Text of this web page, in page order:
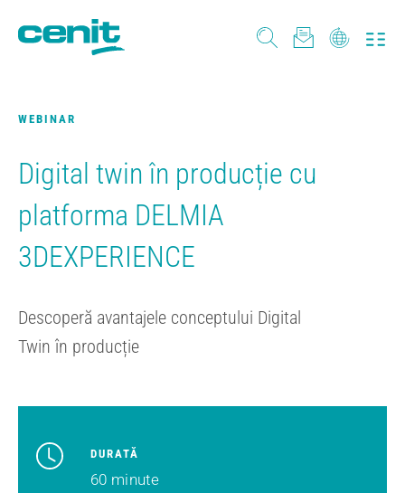
WEBINAR
Digital twin în producție cu
platforma DELMIA
3DEXPERIENCE
Descoperă avantajele conceptului Digital
Twin în producție
DURATĂ
60 minute